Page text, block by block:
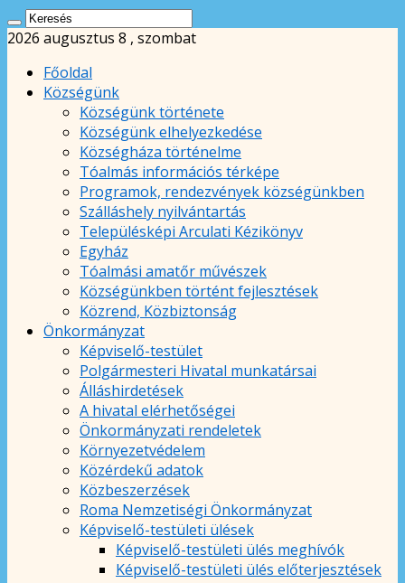
2026 augusztus 8 , szombat
Főoldal
Községünk
Községünk története
Községünk elhelyezkedése
Községháza történelme
Tóalmás információs térképe
Programok, rendezvények községünkben
Szálláshely nyilvántartás
Településképi Arculati Kézikönyv
Egyház
Tóalmási amatőr művészek
Községünkben történt fejlesztések
Közrend, Közbiztonság
Önkormányzat
Képviselő-testület
Polgármesteri Hivatal munkatársai
Álláshirdetések
A hivatal elérhetőségei
Önkormányzati rendeletek
Környezetvédelem
Közérdekű adatok
Közbeszerzések
Roma Nemzetiségi Önkormányzat
Képviselő-testületi ülések
Képviselő-testületi ülés meghívók
Képviselő-testületi ülés előterjesztések